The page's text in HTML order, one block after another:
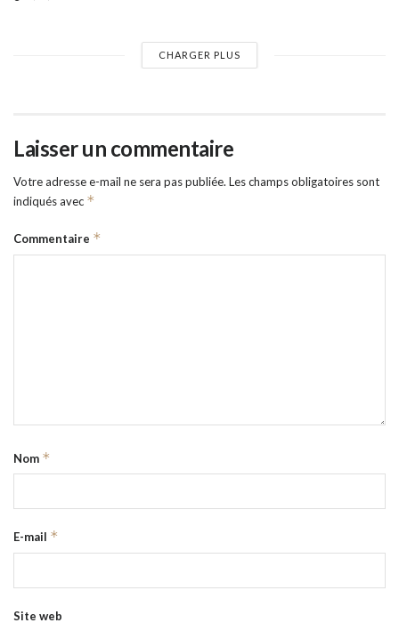
CHARGER PLUS
Laisser un commentaire
Votre adresse e-mail ne sera pas publiée. Les champs obligatoires sont
indiqués avec *
Commentaire *
Nom *
E-mail *
Site web